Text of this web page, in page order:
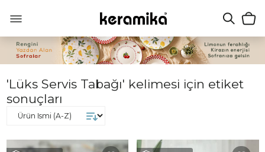
'Lüks Servis Tabağı' kelimesi için etiket
sonuçları